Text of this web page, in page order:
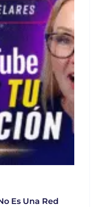
Es Una Red